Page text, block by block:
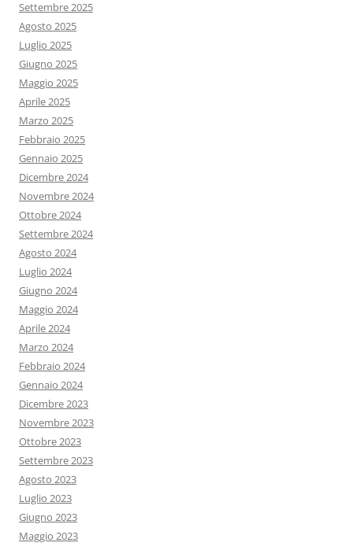
Settembre 2025
Agosto 2025
Luglio 2025
Giugno 2025
Maggio 2025
Aprile 2025
Marzo 2025
Febbraio 2025
Gennaio 2025
Dicembre 2024
Novembre 2024
Ottobre 2024
Settembre 2024
Agosto 2024
Luglio 2024
Giugno 2024
Maggio 2024
Aprile 2024
Marzo 2024
Febbraio 2024
Gennaio 2024
Dicembre 2023
Novembre 2023
Ottobre 2023
Settembre 2023
Agosto 2023
Luglio 2023
Giugno 2023
Maggio 2023